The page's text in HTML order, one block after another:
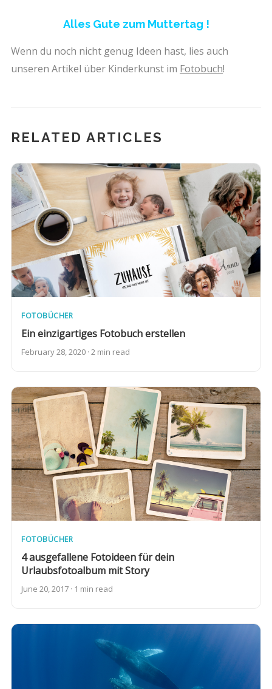
Alles Gute zum Muttertag !
Wenn du noch nicht genug Ideen hast, lies auch
unseren Artikel über Kinderkunst im Fotobuch!
RELATED ARTICLES
FOTOBÜCHER
Ein einzigartiges Fotobuch erstellen
February 28, 2020 · 2 min read
FOTOBÜCHER
4 ausgefallene Fotoideen für dein
Urlaubsfotoalbum mit Story
June 20, 2017 · 1 min read